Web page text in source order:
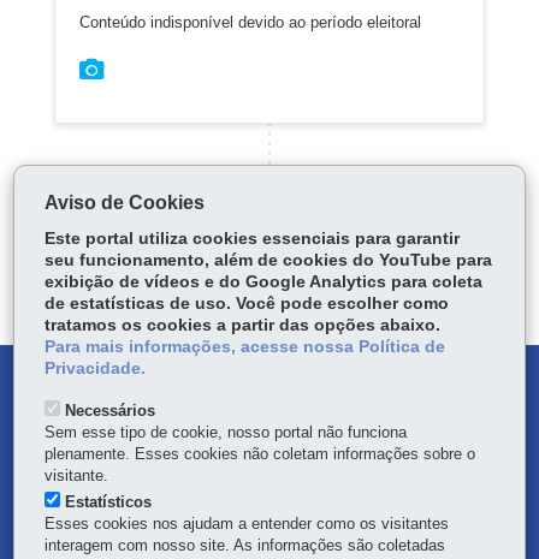
Conteúdo indisponível devido ao período eleitoral
Carregar mais
MAPA DO SITE
DENUNCIE CORRUPÇÃO
OUVIDORIA
TRANSPARÊNCIA INSTITUCIONAL
Aviso de Cookies
Este portal utiliza cookies essenciais para garantir
seu funcionamento, além de cookies do YouTube para
exibição de vídeos e do Google Analytics para coleta
de estatísticas de uso. Você pode escolher como
tratamos os cookies a partir das opções abaixo.
Para mais informações, acesse nossa Política de
Privacidade.
Necessários
Sem esse tipo de cookie, nosso portal não funciona
plenamente. Esses cookies não coletam informações sobre o
visitante.
Estatísticos
Esses cookies nos ajudam a entender como os visitantes
interagem com nosso site. As informações são coletadas